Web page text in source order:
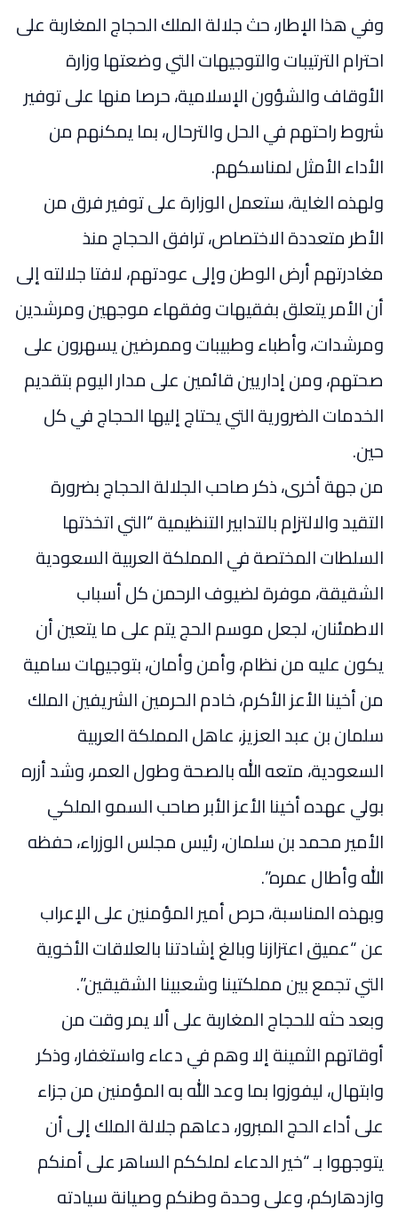
وفي هذا الإطار، حث جلالة الملك الحجاج المغاربة على
احترام الترتيبات والتوجيهات التي وضعتها وزارة
الأوقاف والشؤون الإسلامية، حرصا منها على توفير
شروط راحتهم في الحل والترحال، بما يمكنهم من
الأداء الأمثل لمناسكهم.
ولهذه الغاية، ستعمل الوزارة على توفير فرق من
الأطر متعددة الاختصاص، ترافق الحجاج منذ
مغادرتهم أرض الوطن وإلى عودتهم، لافتا جلالته إلى
أن الأمر يتعلق بفقيهات وفقهاء موجهين ومرشدين
ومرشدات، وأطباء وطبيبات وممرضين يسهرون على
صحتهم، ومن إداريين قائمين على مدار اليوم بتقديم
الخدمات الضرورية التي يحتاج إليها الحجاج في كل
حين.
من جهة أخرى، ذكر صاحب الجلالة الحجاج بضرورة
التقيد والالتزاٍم بالتدابير التنظيمية “التي اتخذتها
السلطات المختصة في المملكة العربية السعودية
الشقيقة، موفرة لضيوف الرحمن كل أسباب
الاطمئنان، لجعل موسم الحج يتم على ما يتعين أن
يكون عليه من نظام، وأمن وأمان، بتوجيهات سامية
من أخينا الأعز الأكرم، خادم الحرمين الشريفين الملك
سلمان بن عبد العزيز، عاهل المملكة العربية
السعودية، متعه الله بالصحة وطول العمر، وشد أزره
بولي عهده أخينا الأعز الأبر صاحب السمو الملكي
الأمير محمد بن سلمان، رئيس مجلس الوزراء، حفظه
الله وأطال عمره”.
وبهذه المناسبة، حرص أمير المؤمنين على الإعراب
عن “عميق اعتزازنا وبالغ إشادتنا بالعلاقات الأخوية
التي تجمع بين مملكتينا وشعبينا الشقيقين”.
وبعد حثه للحجاج المغاربة على ألا يمر وقت من
أوقاتهم الثمينة إلا وهم في دعاء واستغفار، وذكر
وابتهال، ليفوزوا بما وعد الله به المؤمنين من جزاء
على أداء الحج المبرور، دعاهم جلالة الملك إلى أن
يتوجهوا بـ “خير الدعاء لملككم الساهر على أمنكم
وازدهاركم، وعلى وحدة وطنكم وصيانة سيادته